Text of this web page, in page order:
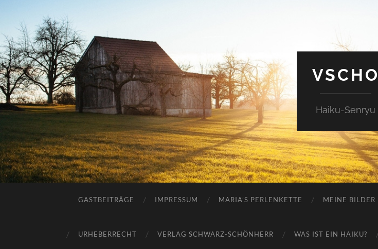
VSCHO
Haiku-Senryu
GASTBEITRÄGE IMPRESSUM MARIA’S PERLENKETTE MEINE BILDER
URHEBERRECHT VERLAG SCHWARZ-SCHÖNHERR WAS IST EIN HAIKU?